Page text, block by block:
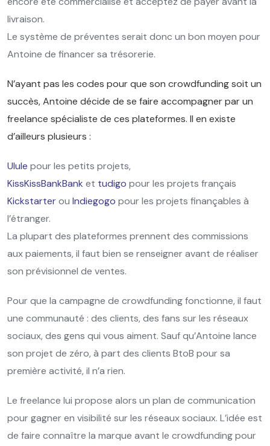
livraison.
Le système de préventes serait donc un bon moyen pour
Antoine de financer sa trésorerie.
N’ayant pas les codes pour que son crowdfunding soit un
succès, Antoine décide de se faire accompagner par un
freelance spécialiste de ces plateformes. Il en existe
d’ailleurs plusieurs :
Ulule pour les petits projets,
KissKissBankBank et tudigo pour les projets français
Kickstarterou Indiegogo pour les projets finançables à
l’étranger.
La plupart des plateformes prennent des commissions
aux paiements, il faut bien se renseigner avant de réaliser
son prévisionnel de ventes.
Pour que la campagne de crowdfunding fonctionne, il faut
une communauté : des clients, des fans sur les réseaux
sociaux, des gens qui vous aiment. Sauf qu’Antoine lance
son projet de zéro, à part des clients BtoB pour sa
première activité, il n’a rien.
Le freelance lui propose alors un plan de communication
pour gagner en visibilité sur les réseaux sociaux. L’idée est
de faire connaître la marque avant le crowdfunding pour